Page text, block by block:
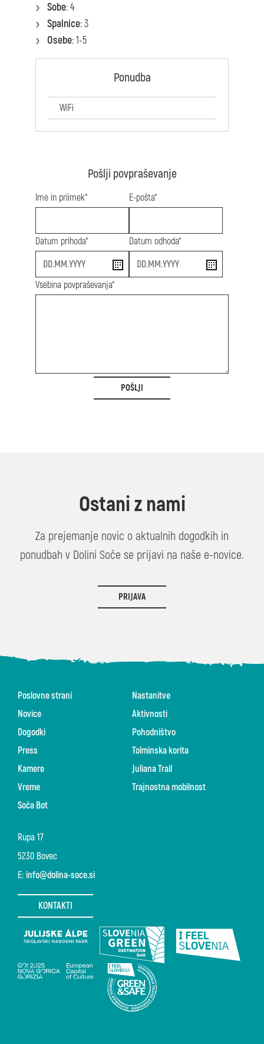
Sobe: 4
Spalnice: 3
Osebe: 1-5
Ponudba
WiFi
Pošlji povpraševanje
Ime in priimek* E-pošta*
Datum prihoda*
start
Datum odhoda*
end
Vsebina povpraševanja*
POŠLJI
Ostani z nami
Za prejemanje novic o aktualnih dogodkih in
ponudbah v Dolini Soče se prijavi na naše e-novice.
PRIJAVA
Rupa 17
5230 Bovec
E: info@dolina-soce.si
KONTAKTI
Poslovne strani
Novice
Dogodki
Press
Kamere
Vreme
Soča Bot
Nastanitve
Aktivnosti
Pohodništvo
Tolminska korita
Juliana Trail
Trajnostna mobilnost